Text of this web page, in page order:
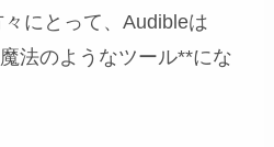
にとって、Audibleは
法のようなツール**にな